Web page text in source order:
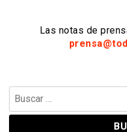
Las notas de
Buscar: